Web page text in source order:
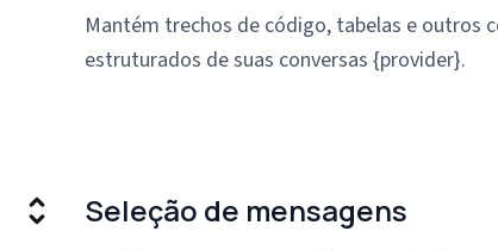
Mantém trechos de código, tabelas e outros
estruturados de suas conversas {provider}.
Seleção de mensagens